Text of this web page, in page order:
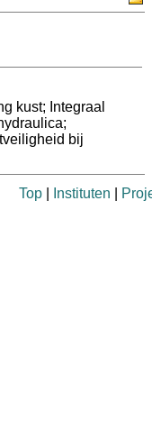
kust; Integraal
bij
Top Instituten